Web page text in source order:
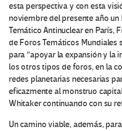
esta perspectiva y con esta
noviembre del presente año un
Temático Antinuclear en París,
de Foros Temáticos Mundiales
para “apoyar la expansión y la
los otros tipos de foros, en la
redes planetarias necesarias
eficazmente al monstruo
Whitaker continuando con su
Un camino viable, además,